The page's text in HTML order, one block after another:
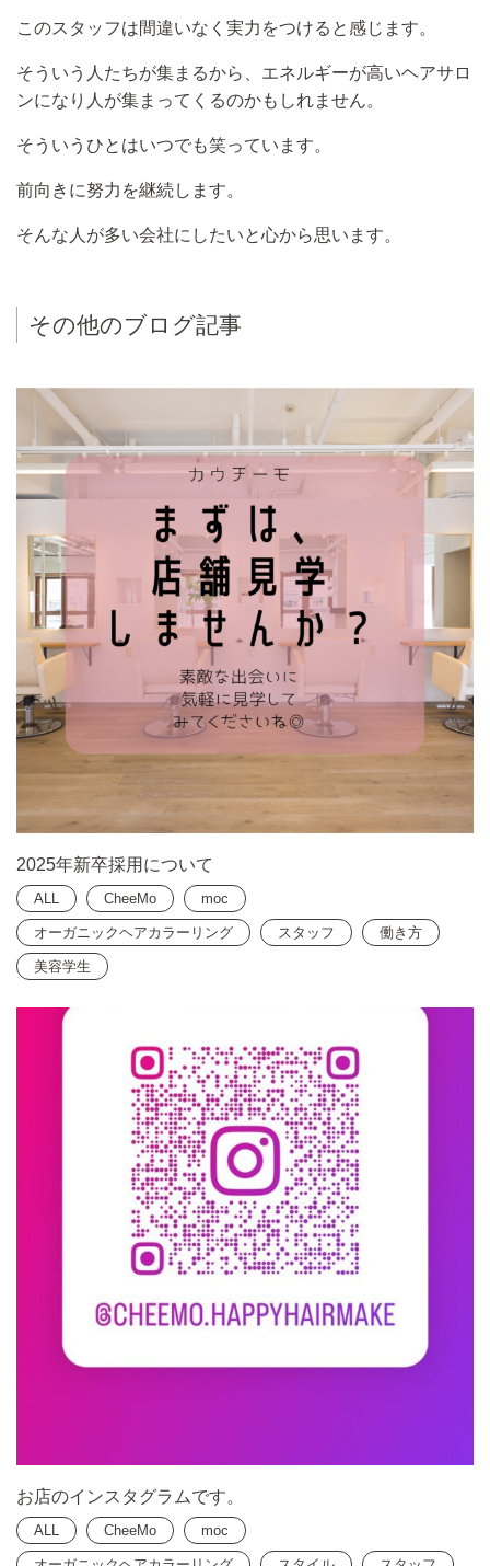
このスタッフは間違いなく実力をつけると感じます。
そういう人たちが集まるから、エネルギーが高いヘアサロ
ンになり人が集まってくるのかもしれません。
そういうひとはいつでも笑っています。
前向きに努力を継続します。
そんな人が多い会社にしたいと心から思います。
その他のブログ記事
2025年新卒採用について
ALL CheeMo moc
オーガニックヘアカラーリング スタッフ 働き方
美容学生
お店のインスタグラムです。
ALL CheeMo moc